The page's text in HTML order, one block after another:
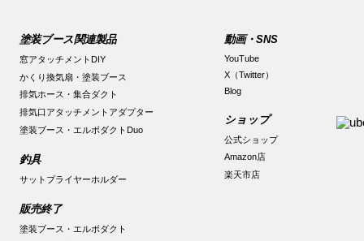
塗装ブース関連製品
窓アタッチメントDIY
かくり換気扇・塗装ブース
排気ホース・集合ダクト
排気口アタッチメントアダプター
塗装ブース・エルボダクトDuo
釣具
サットプライヤーホルダー
販売終了
塗装ブース・エルボダクト
動画・SNS
YouTube
X（Twitter）
Blog
ショップ
公式ショップ
Amazon店
楽天市店